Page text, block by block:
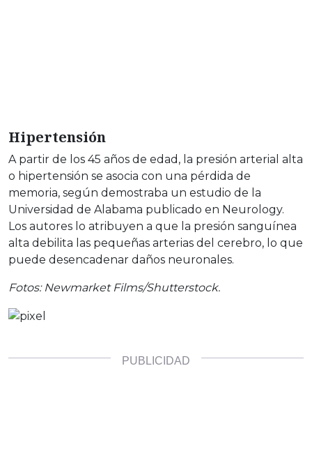
Hipertensión
A partir de los 45 años de edad, la presión arterial alta
o hipertensión se asocia con una pérdida de
memoria, según demostraba un estudio de la
Universidad de Alabama publicado en Neurology.
Los autores lo atribuyen a que la presión sanguínea
alta debilita las pequeñas arterias del cerebro, lo que
puede desencadenar daños neuronales.
Fotos: Newmarket Films/Shutterstock.